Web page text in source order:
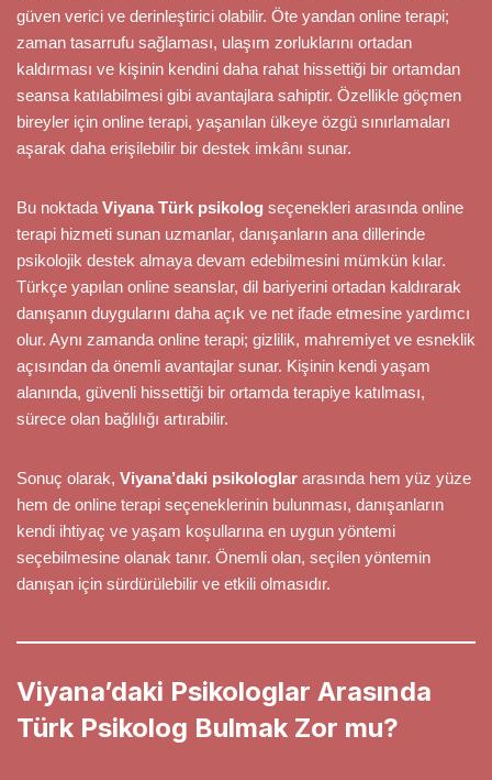
güven verici ve derinleştirici olabilir. Öte yandan online terapi;
zaman tasarrufu sağlaması, ulaşım zorluklarını ortadan
kaldırması ve kişinin kendini daha rahat hissettiği bir ortamdan
seansa katılabilmesi gibi avantajlara sahiptir. Özellikle göçmen
bireyler için online terapi, yaşanılan ülkeye özgü sınırlamaları
aşarak daha erişilebilir bir destek imkânı sunar.
Bu noktada Viyana Türk psikolog seçenekleri arasında online
terapi hizmeti sunan uzmanlar, danışanların ana dillerinde
psikolojik destek almaya devam edebilmesini mümkün kılar.
Türkçe yapılan online seanslar, dil bariyerini ortadan kaldırarak
danışanın duygularını daha açık ve net ifade etmesine yardımcı
olur. Aynı zamanda online terapi; gizlilik, mahremiyet ve esneklik
açısından da önemli avantajlar sunar. Kişinin kendi yaşam
alanında, güvenli hissettiği bir ortamda terapiye katılması,
sürece olan bağlılığı artırabilir.
Sonuç olarak, Viyana’daki psikologlar arasında hem yüz yüze
hem de online terapi seçeneklerinin bulunması, danışanların
kendi ihtiyaç ve yaşam koşullarına en uygun yöntemi
seçebilmesine olanak tanır. Önemli olan, seçilen yöntemin
danışan için sürdürülebilir ve etkili olmasıdır.
Viyana’daki Psikologlar Arasında
Türk Psikolog Bulmak Zor mu?